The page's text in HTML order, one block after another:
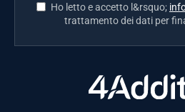
Ho letto e accetto l&rsquo;
trattamento dei dati per